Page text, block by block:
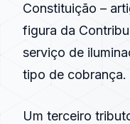
Constituição –
figura da
serviço de
tipo de cobrança.
Um terceiro